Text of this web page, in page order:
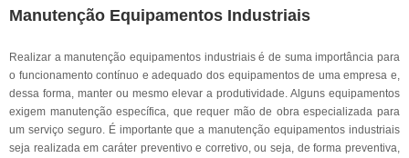
Manutenção Equipamentos Industriais
Realizar a manutenção equipamentos industriais é de suma importância para
o funcionamento contínuo e adequado dos equipamentos de uma empresa e,
dessa forma, manter ou mesmo elevar a produtividade. Alguns equipamentos
exigem manutenção específica, que requer mão de obra especializada para
um serviço seguro. É importante que a manutenção equipamentos industriais
seja realizada em caráter preventivo e corretivo, ou seja, de forma preventiva,